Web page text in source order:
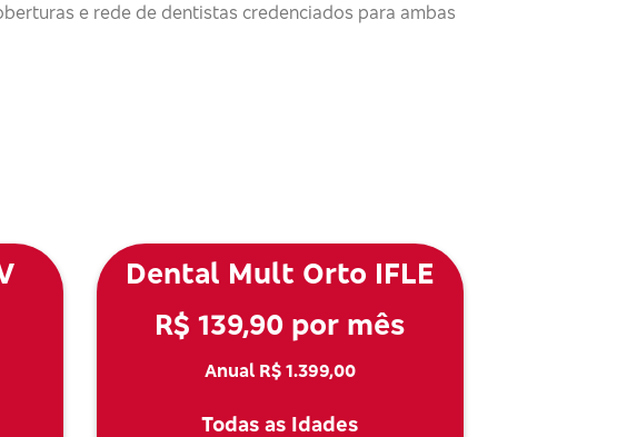
e rede de dentistas credenciados para ambas
Dental Mult Orto IFLE
R$ 139,90 por mês
Anual R$ 1.399,00
Todas as Idades